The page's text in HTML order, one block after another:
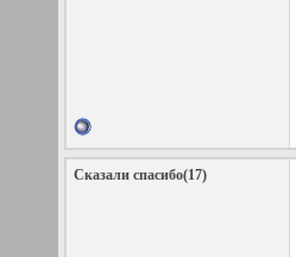
Сказали спасибо(17)